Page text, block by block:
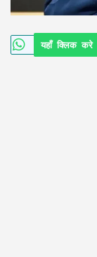
यहाँ क्लिक करे